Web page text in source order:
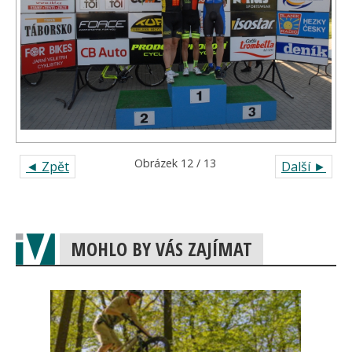
◄ Zpět Další ►
Obrázek 12 / 13
MOHLO BY VÁS ZAJÍMAT